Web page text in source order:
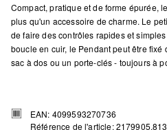
Compact, pratique et de forme épurée,
plus qu'un accessoire de charme. Le
de faire des contrôles rapides et
boucle en cuir, le Pendant peut être
sac à dos ou un porte-clés - toujours à
EAN: 4099593270736
Référence de l'article: